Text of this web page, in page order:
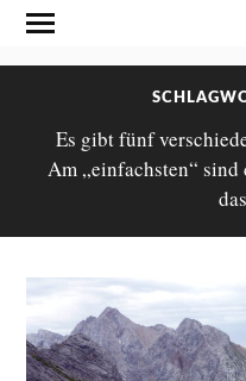
Es gibt fünf
Am „einfachsten“